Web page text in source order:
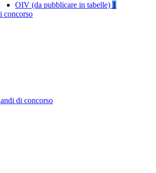
OIV (da pubblicare in tabelle) 1
concorso
di concorso